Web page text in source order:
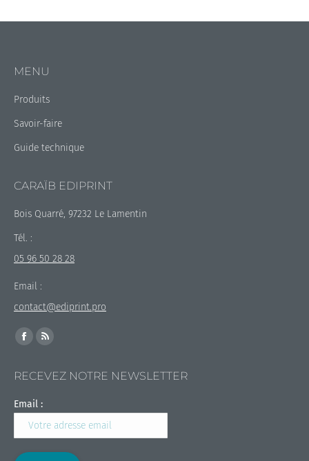
MENU
Produits
Savoir-faire
Guide technique
CARAÏB EDIPRINT
Bois Quarré, 97232 Le Lamentin
Tél. :
05 96 50 28 28
Email :
contact@ediprint.pro
Trouvez nous sur :
La
Facebook
s'ouvre
dans
nouvelle
La
RSS
dans
nouvelle
RECEVEZ NOTRE NEWSLETTER
Email :